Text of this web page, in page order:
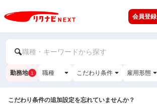
会員登録
職種・キーワードから探す
勤務地 1 職種 こだわり条件 雇用形態
こだわり条件の追加設定を忘れていませんか？